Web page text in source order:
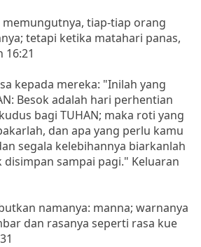
tiap-tiap orang
tetapi ketika matahari panas,
16:21
kepada mereka: "Inilah yang
Besok adalah hari perhentian
bagi TUHAN; maka roti yang
dan apa yang perlu kamu
segala kelebihannya biarkanlah
sampai pagi." Keluaran
namanya: manna; warnanya
dan rasanya seperti rasa kue